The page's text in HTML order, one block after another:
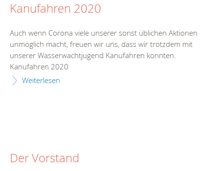
Kanufahren 2020
Auch wenn Corona viele unserer sonst üblichen Aktionen
unmöglich macht, freuen wir uns, dass wir trotzdem mit
unserer Wasserwachtjugend Kanufahren konnten.
Kanufahren 2020
Weiterlesen
Der Vorstand